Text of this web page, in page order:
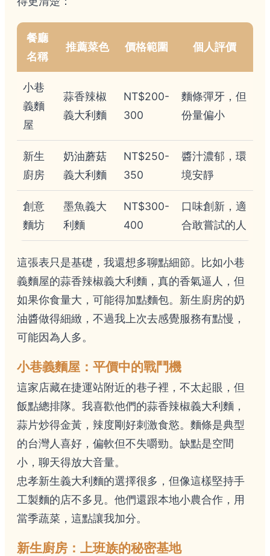
餐廳
名稱
推薦菜色 價格範圍 個人評價
小巷
義麵
屋
蒜香辣椒
義大利麵
NT$200-
300
麵條彈牙，但
份量偏小
新生
廚房
奶油蘑菇
義大利麵
NT$250-
350
醬汁濃郁，環
境安靜
創意
麵坊
墨魚義大
利麵
NT$300-
400
口味創新，適
合敢嘗試的人
這張表只是基礎，我還想多聊點細節。比如小巷
義麵屋的蒜香辣椒義大利麵，真的香氣逼人，但
如果你食量大，可能得加點麵包。新生廚房的奶
油醬做得細緻，不過我上次去感覺服務有點慢，
可能因為人多。
小巷義麵屋：平價中的戰鬥機
這家店藏在捷運站附近的巷子裡，不太起眼，但
飯點總排隊。我喜歡他們的蒜香辣椒義大利麵，
蒜片炒得金黃，辣度剛好刺激食慾。麵條是典型
的台灣人喜好，偏軟但不失嚼勁。缺點是空間
小，聊天得放大音量。
忠孝新生義大利麵的選擇很多，但像這樣堅持手
工製麵的店不多見。他們還跟本地小農合作，用
當季蔬菜，這點讓我加分。
新生廚房：上班族的秘密基地